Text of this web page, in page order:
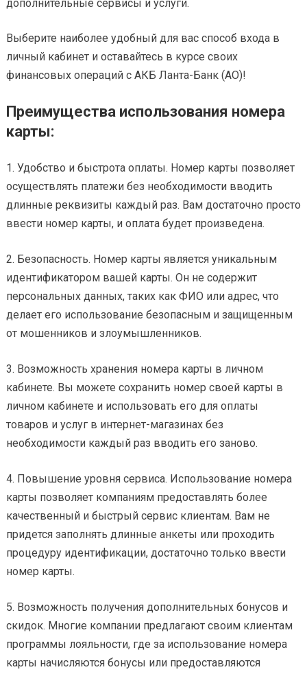
дополнительные сервисы и услуги.
Выберите наиболее удобный для вас способ входа в
личный кабинет и оставайтесь в курсе своих
финансовых операций с АКБ Ланта-Банк (АО)!
Преимущества использования номера
карты:
1. Удобство и быстрота оплаты. Номер карты позволяет
осуществлять платежи без необходимости вводить
длинные реквизиты каждый раз. Вам достаточно просто
ввести номер карты, и оплата будет произведена.
2. Безопасность. Номер карты является уникальным
идентификатором вашей карты. Он не содержит
персональных данных, таких как ФИО или адрес, что
делает его использование безопасным и защищенным
от мошенников и злоумышленников.
3. Возможность хранения номера карты в личном
кабинете. Вы можете сохранить номер своей карты в
личном кабинете и использовать его для оплаты
товаров и услуг в интернет-магазинах без
необходимости каждый раз вводить его заново.
4. Повышение уровня сервиса. Использование номера
карты позволяет компаниям предоставлять более
качественный и быстрый сервис клиентам. Вам не
придется заполнять длинные анкеты или проходить
процедуру идентификации, достаточно только ввести
номер карты.
5. Возможность получения дополнительных бонусов и
скидок. Многие компании предлагают своим клиентам
программы лояльности, где за использование номера
карты начисляются бонусы или предоставляются